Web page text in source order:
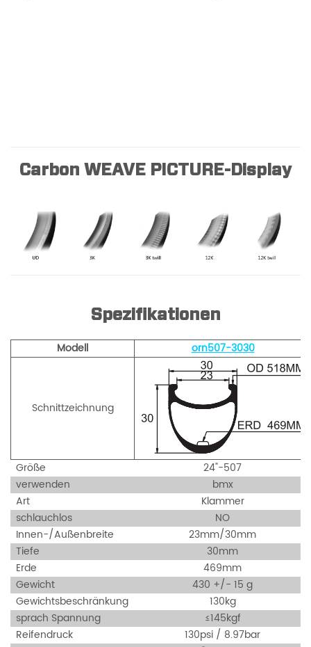
Carbon WEAVE PICTURE-Display
Spezifikationen
Modell orn507-3030
Schnittzeichnung
Größe
24"-507
verwenden
bmx
Art
Klammer
schlauchlos
NO
Innen-/Außenbreite
23mm/30mm
Tiefe
30mm
Erde
469mm
Gewicht
430 +/- 15 g
Gewichtsbeschränkung
130kg
sprach Spannung
≤145kgf
Reifendruck
130psi / 8.97bar